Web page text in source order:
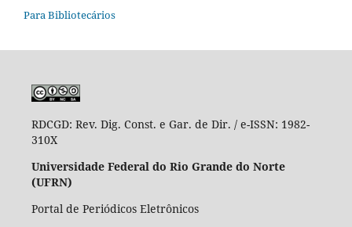
Para Bibliotecários
RDCGD: Rev. Dig. Const. e Gar. de Dir. / e-ISSN: 1982-
310X
Universidade Federal do Rio Grande do Norte
(UFRN)
Portal de Periódicos Eletrônicos